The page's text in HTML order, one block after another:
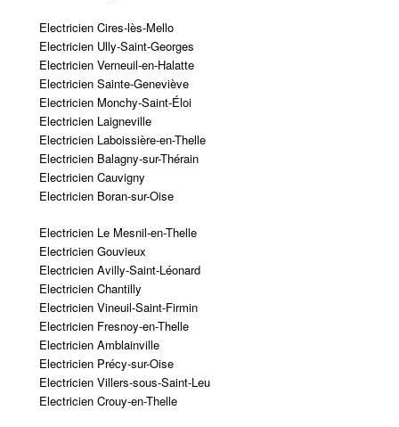
Electricien Cires-lès-Mello
Electricien Ully-Saint-Georges
Electricien Verneuil-en-Halatte
Electricien Sainte-Geneviève
Electricien Monchy-Saint-Éloi
Electricien Laigneville
Electricien Laboissière-en-Thelle
Electricien Balagny-sur-Thérain
Electricien Cauvigny
Electricien Boran-sur-Oise
Electricien Le Mesnil-en-Thelle
Electricien Gouvieux
Electricien Avilly-Saint-Léonard
Electricien Chantilly
Electricien Vineuil-Saint-Firmin
Electricien Fresnoy-en-Thelle
Electricien Amblainville
Electricien Précy-sur-Oise
Electricien Villers-sous-Saint-Leu
Electricien Crouy-en-Thelle